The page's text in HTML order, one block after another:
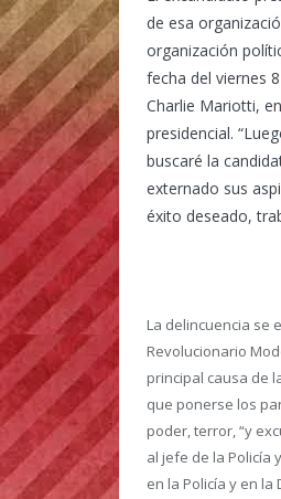
de esa
organización
fecha del viernes
Charlie Mariotti,
presidencial.
buscaré la
externado sus
éxito deseado,
La delincuencia se
Revolucionario
principal causa de
que ponerse los
poder, terror, “y
al jefe de la Policía
en la Policía y en la